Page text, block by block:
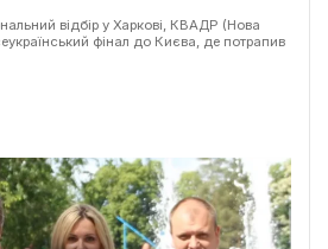
відбір у Харкові, КВАДР (Нова
фінал до Києва, де потрапив